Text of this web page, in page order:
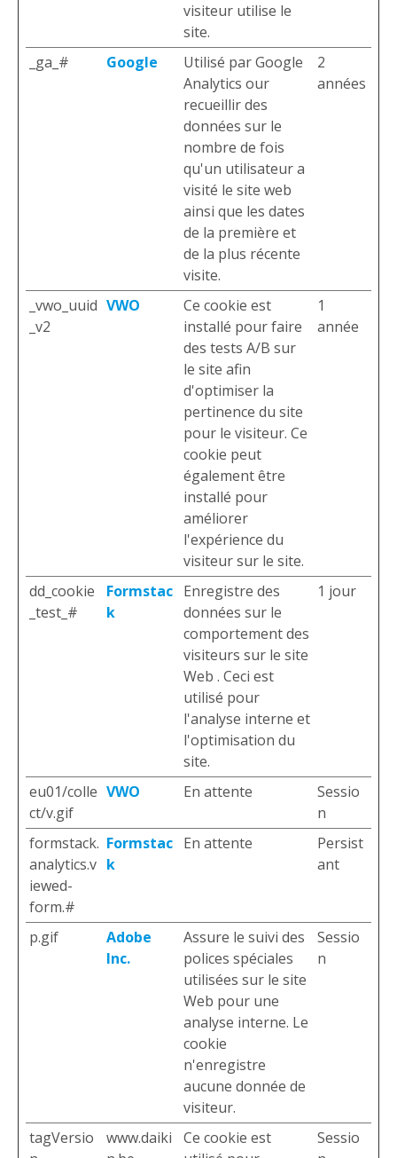
visiteur utilise le
site.
_ga_# Google
Utilisé par Google
Analytics our
recueillir des
données sur le
nombre de fois
qu'un utilisateur a
visité le site web
ainsi que les dates
de la première et
de la plus récente
visite.
2
années
_vwo_uuid
_v2
VWO
Ce cookie est
installé pour faire
des tests A/B sur
le site afin
d'optimiser la
pertinence du site
pour le visiteur. Ce
cookie peut
également être
installé pour
améliorer
l'expérience du
visiteur sur le site.
1
année
dd_cookie
_test_#
Formstac
k
Enregistre des
données sur le
comportement des
visiteurs sur le site
Web . Ceci est
utilisé pour
l'analyse interne et
l'optimisation du
site.
1 jour
eu01/colle
ct/v.gif
VWO En attente
Sessio
n
formstack.
analytics.v
iewed-
form.#
Formstac
k
En attente
Persist
ant
p.gif
Adobe
Inc.
Assure le suivi des
polices spéciales
utilisées sur le site
Web pour une
analyse interne. Le
cookie
n'enregistre
aucune donnée de
visiteur.
Sessio
n
tagVersio
www.daiki
Ce cookie est
Sessio